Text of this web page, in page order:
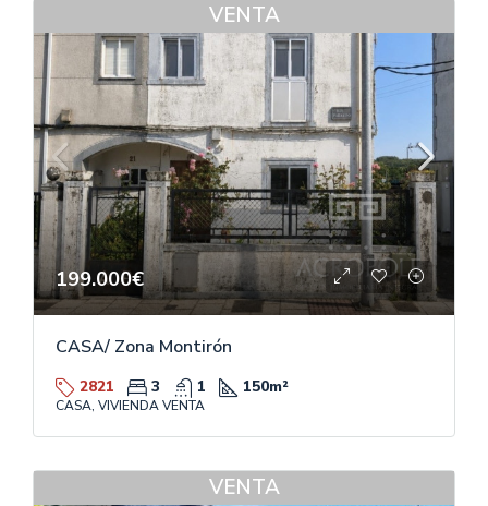
VENTA
199.000€
CASA/ Zona Montirón
2821 3 1 150m²
CASA, VIVIENDA VENTA
VENTA